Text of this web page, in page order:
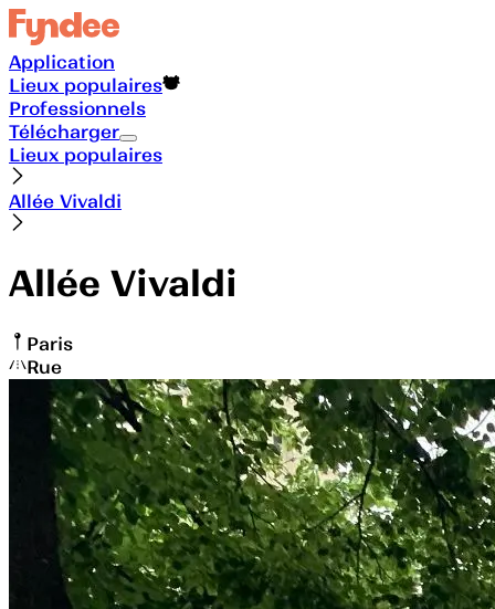
Application
Lieux populaires
Professionnels
Télécharger
Lieux populaires
Allée Vivaldi
Allée Vivaldi
Paris
Rue